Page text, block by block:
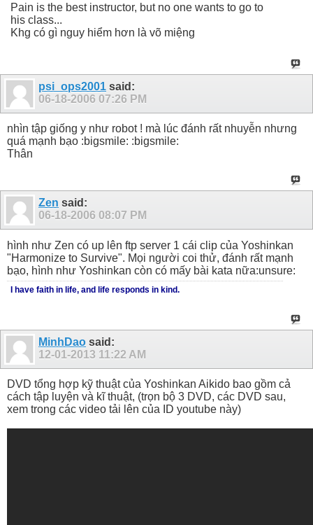
Pain is the best instructor, but no one wants to go to
his class...
Khg có gì nguy hiểm hơn là võ miệng
psi_ops2001 said:
06-18-2006 07:26 PM
nhìn tập giống y như robot ! mà lúc đánh rất nhuyễn nhưng
quá mạnh bạo :bigsmile: :bigsmile:
Thân
Zen said:
06-18-2006 08:07 PM
hình như Zen có up lên ftp server 1 cái clip của Yoshinkan
"Harmonize to Survive". Mọi người coi thử, đánh rất mạnh
bạo, hình như Yoshinkan còn có mấy bài kata nữa:unsure:
I have faith in life, and life responds in kind.
MinhDao said:
12-01-2013 11:22 AM
DVD tổng hợp kỹ thuật của Yoshinkan Aikido bao gồm cả
cách tập luyện và kĩ thuật, (trọn bộ 3 DVD, các DVD sau,
xem trong các video tải lên của ID youtube này)